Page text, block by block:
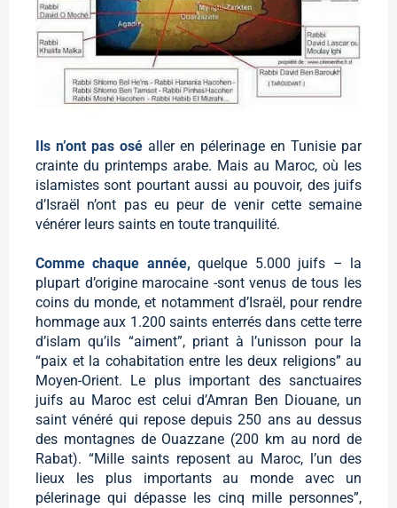
Ils n’ont pas osé aller en pélerinage en Tunisie par
crainte du printemps arabe. Mais au Maroc, où les
islamistes sont pourtant aussi au pouvoir, des juifs
d’Israël n’ont pas eu peur de venir cette semaine
vénérer leurs saints en toute tranquilité.
Comme chaque année,quelque 5.000 juifs – la
plupart d’origine marocaine -sont venus de tous les
coins du monde, et notamment d’Israël, pour rendre
hommage aux 1.200 saints enterrés dans cette terre
d’islam qu’ils “aiment”, priant à l’unisson pour la
“paix et la cohabitation entre les deux religions” au
Moyen-Orient. Le plus important des sanctuaires
juifs au Maroc est celui d’Amran Ben Diouane, un
saint vénéré qui repose depuis 250 ans au dessus
des montagnes de Ouazzane (200 km au nord de
Rabat). “Mille saints reposent au Maroc, l’un des
lieux les plus importants au monde avec un
pélerinage qui dépasse les cinq mille personnes”,